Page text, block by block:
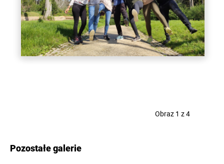
Obraz 1 z 4
Pozostałe galerie